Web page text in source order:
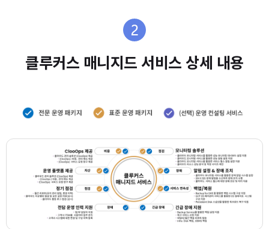
클루커스 매니지드 서비스 상세 내용